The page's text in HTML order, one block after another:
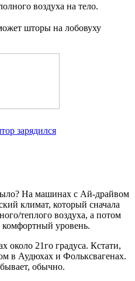
воздуха на тело.
шторы на лобовуху
зарядился
На машинах с Ай-драйвом
климат, который сначала
теплого воздуха, а потом
комфортный уровень.
21го градуса. Кстати,
в Аудюхах и Фольксвагенах.
обычно.